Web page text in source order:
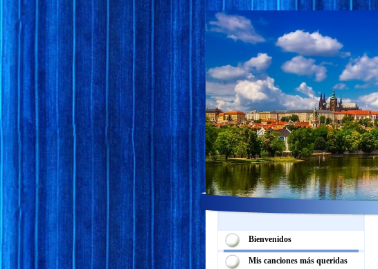
Bienvenidos
Mis canciones más queridas